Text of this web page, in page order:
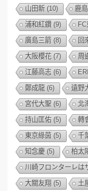
山田新 (10) 鹿
浦和紅鑽 (9)
廣島三箭 (8) 回
大阪櫻花 (7) 周
江藤高志 (6)
鄭成龍 (6) 遠野
宮代大聖 (6) 北
持山匡佑 (5) 轉
東京綠茵 (5) 千
知念慶 (5) 柏太
川崎フロンターレは
大關友翔 (5) 土